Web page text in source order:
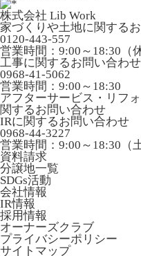
株式会社 Lib Work
家づくりや土地に関する
0120-443-557
営業時間：9:00～18:30（
工事に関するお問い合わせ
0968-41-5062
営業時間：9:00～18:30
アフターサービス・リフ
関するお問い合わせ
IRに関するお問い合わせ
0968-44-3227
営業時間：9:00～18:30（
資料請求
分譲地一覧
SDGs活動
会社情報
IR情報
採用情報
オーナーズクラブ
プライバシーポリシー
サイトマップ